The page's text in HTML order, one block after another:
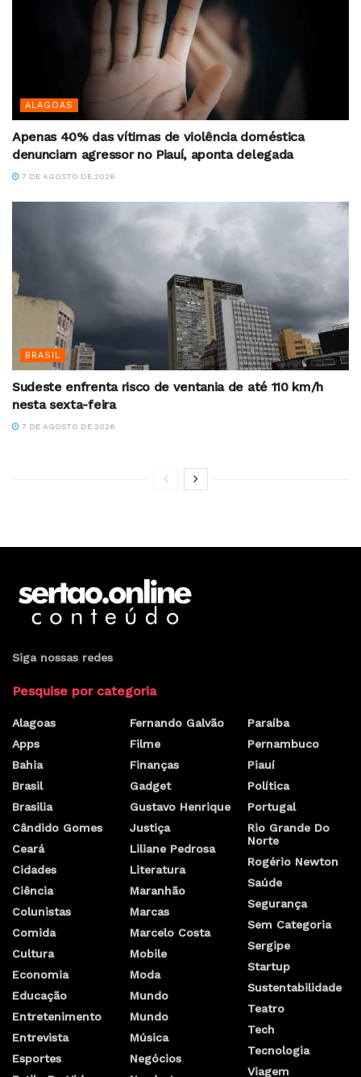
ALAGOAS
Apenas 40% das vítimas de violência doméstica
denunciam agressor no Piauí, aponta delegada
7 DE AGOSTO DE 2026
BRASIL
Sudeste enfrenta risco de ventania de até 110 km/h
nesta sexta-feira
7 DE AGOSTO DE 2026
Siga nossas redes
Pesquise por categoria
Alagoas
Apps
Bahia
Brasil
Brasilia
Cândido Gomes
Ceará
Cidades
Ciência
Colunistas
Comida
Cultura
Economia
Educação
Entretenimento
Entrevista
Esportes
Fernando Galvão
Filme
Finanças
Gadget
Gustavo Henrique
Justiça
Liliane Pedrosa
Literatura
Maranhão
Marcas
Marcelo Costa
Mobile
Moda
Mundo
Mundo
Música
Negócios
Paraíba
Pernambuco
Piauí
Política
Portugal
Rio Grande Do
Norte
Rogério Newton
Saúde
Segurança
Sem Categoria
Sergipe
Startup
Sustentabilidade
Teatro
Tech
Tecnologia
Viagem